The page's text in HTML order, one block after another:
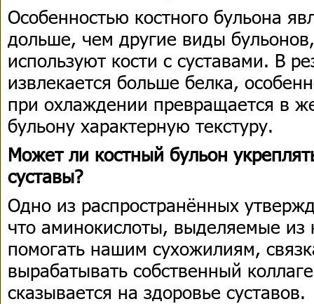
Особенностью костного бульона
дольше, чем другие виды
используют кости с суставами. В
извлекается больше белка,
при охлаждении превращается в
бульону характерную текстуру.
Может ли костный бульон
суставы?
Одно из распространённых
что аминокислоты, выделяемые из
помогать нашим сухожилиям,
вырабатывать собственный
сказывается на здоровье суставов.